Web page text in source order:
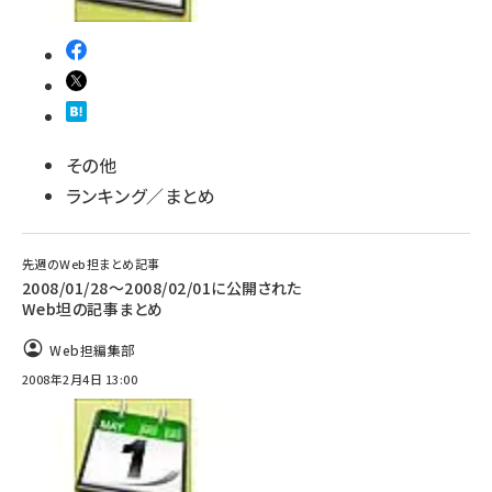
その他
ランキング／まとめ
先週のWeb担まとめ記事
2008/01/28〜2008/02/01に公開された
Web坦の記事まとめ
Web担編集部
2008年2月4日 13:00